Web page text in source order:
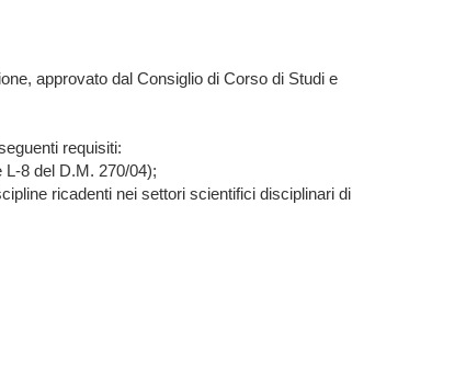
approvato dal Consiglio di Corso di Studi e
requisiti:
8 del D.M. 270/04);
ricadenti nei settori scientifici disciplinari di